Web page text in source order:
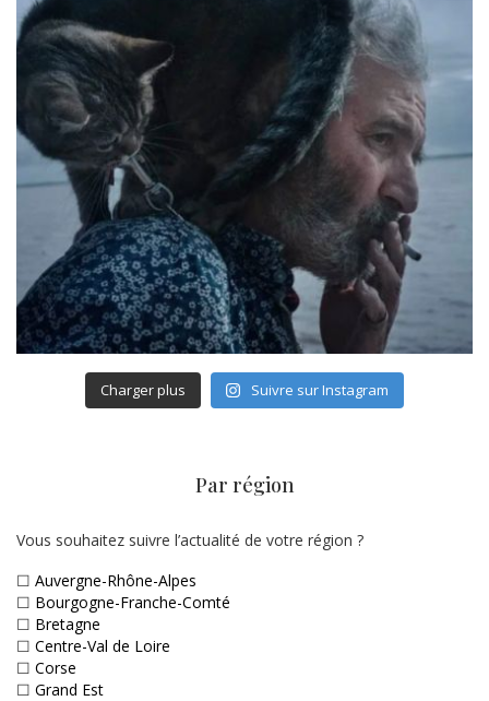
Charger plus Suivre sur Instagram
Par région
Vous souhaitez suivre l’actualité de votre région ?
☐ Auvergne-Rhône-Alpes
☐ Bourgogne-Franche-Comté
☐ Bretagne
☐ Centre-Val de Loire
☐ Corse
☐ Grand Est